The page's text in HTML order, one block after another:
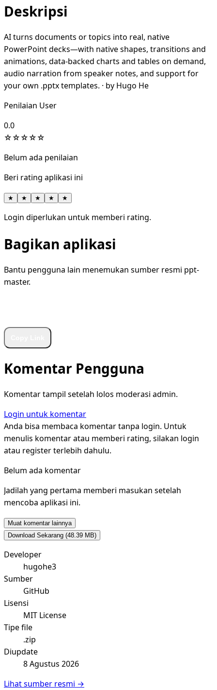
Deskripsi
AI turns documents or topics into real, native
PowerPoint decks—with native shapes, transitions and
animations, data-backed charts and tables on demand,
audio narration from speaker notes, and support for
your own .pptx templates. · by Hugo He
Penilaian User
0.0
☆☆☆☆☆
Belum ada penilaian
Beri rating aplikasi ini
★ ★ ★ ★ ★
Login diperlukan untuk memberi rating.
Bagikan aplikasi
Bantu pengguna lain menemukan sumber resmi ppt-
master.
Komentar Pengguna
Komentar tampil setelah lolos moderasi admin.
Login untuk komentar
Anda bisa membaca komentar tanpa login. Untuk
menulis komentar atau memberi rating, silakan login
atau register terlebih dahulu.
Belum ada komentar
Jadilah yang pertama memberi masukan setelah
mencoba aplikasi ini.
Muat komentar lainnya
Download Sekarang (48.39 MB)
Developer
hugohe3
Sumber
GitHub
Lisensi
MIT License
Tipe file
.zip
Diupdate
8 Agustus 2026
Lihat sumber resmi →